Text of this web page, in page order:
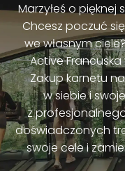
Marzyłeś o pięknej
Chcesz poczuć
we własnym
Active
Zakup karnetu
w siebie i
z
doświadczonych
swoje cele i